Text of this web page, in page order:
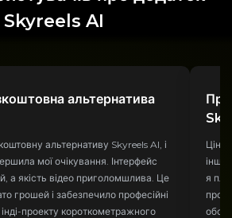
Skyreels AI
альтернатива
альтернативу Skyreels AI, і
мої очікування. Інтерфейс
а якість відео приголомшлива. Це
грошей і забезпечило професійні
проекту короткометражного
Ціни
я